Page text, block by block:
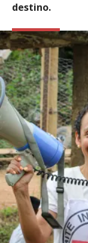
destino.